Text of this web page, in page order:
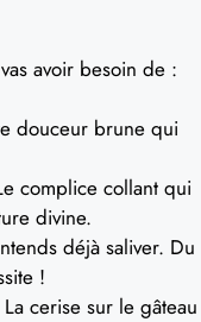
avoir besoin de :
douceur brune qui
complice collant qui
divine.
déjà saliver. Du
!
cerise sur le gâteau